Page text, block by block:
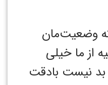
وضعیت‌مان
از ما خیلی
بد نیست بادقت